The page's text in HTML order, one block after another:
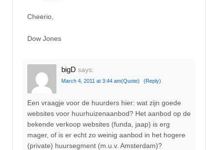
Cheerio,
Dow Jones
bigD says:
March 4, 2011 at 3:44 am(Quote) (Reply)
Een vraagje voor de huurders hier: wat zijn goede
websites voor huurhuizenaanbod? Het aanbod op de
bekende verkoop websites (funda, jaap) is erg
mager, of is er echt zo weinig aanbod in het hogere
(private) huursegment (m.u.v. Amsterdam)?